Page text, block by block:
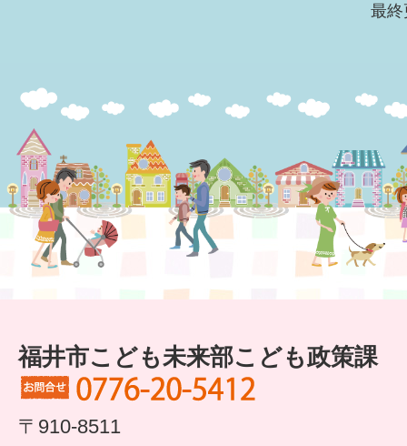
最終
福井市こども未来部こども政策課
〒910-8511